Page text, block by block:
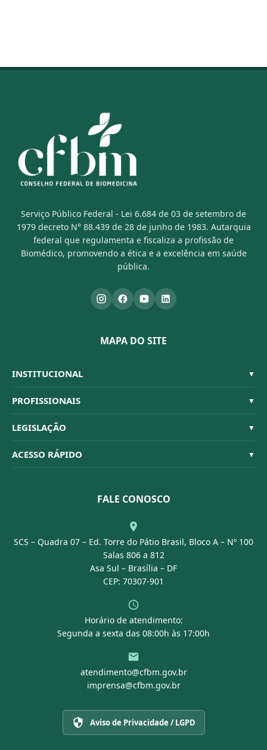
Serviço Público Federal - Lei 6.684 de 03 de setembro de
1979 decreto N° 88.439 de 28 de junho de 1983. Autarquia
federal que regulamenta e fiscaliza a profissão de
Biomédico, promovendo a ética e a excelência em saúde
pública.
MAPA DO SITE
INSTITUCIONAL ▼
Sistema CFBM
Quem Somos
Organograma
Conselheiros
PROFISSIONAIS ▼
Habilitações
Código de Ética
Dúvidas Frequentes
LEGISLAÇÃO ▼
Resoluções
ACESSO RÁPIDO ▼
Portal Transparência
FALE CONOSCO
SCS – Quadra 07 – Ed. Torre do Pátio Brasil, Bloco A – Nº 100
Salas 806 a 812
Asa Sul – Brasília – DF
CEP: 70307-901
Horário de atendimento:
Segunda a sexta das 08:00h às 17:00h
atendimento@cfbm.gov.br
imprensa@cfbm.gov.br
Aviso de Privacidade / LGPD